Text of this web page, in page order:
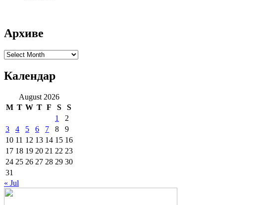
Архиве
Архиве
Календар
August 2026
M T W T F S
S
1
2
3
4 5 6 7 8
9
10 11 12 13 14 15 16
17 18 19 20 21 22 23
24 25 26 27 28 29 30
31
« Jul